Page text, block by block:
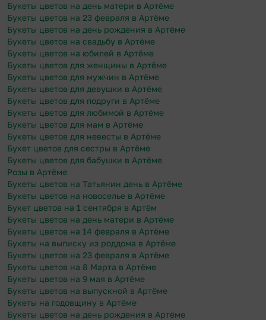
Букеты цветов на день матери в Артёме
Букеты цветов на 23 февраля в Артёме
Букеты цветов на день рождения в Артёме
Букеты цветов на свадьбу в Артёме
Букеты цветов на юбилей в Артёме
Букеты цветов для женщины в Артёме
Букеты цветов для мужчин в Артёме
Букеты цветов для девушки в Артёме
Букеты цветов для подруги в Артёме
Букеты цветов для любимой в Артёме
Букеты цветов для мам в Артёме
Букеты цветов для невесты в Артёме
Букет цветов для сестры в Артёме
Букеты цветов для бабушки в Артёме
Розы в Артёме
Букеты цветов на Татьянин день в Артёме
Букеты цветов на новоселье в Артёме
Букет цветов на 1 сентября в Артём
Букеты цветов на день матери в Артёме
Букеты цветов на 14 февраля в Артёме
Букеты на выписку из роддома в Артёме
Букеты цветов на 23 февраля в Артёме
Букеты цветов на 8 Марта в Артёме
Букеты цветов на 9 мая в Артёме
Букеты цветов на выпускной в Артёме
Букеты на годовщину в Артёме
Букеты цветов на день рождения в Артёме